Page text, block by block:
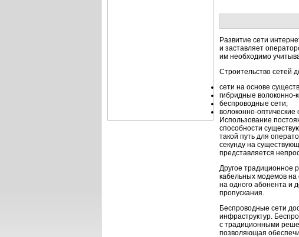
Развитие сети
и заставляет
им необходимо
Строительство сетей
сети на основе
гибридные волоконно-
беспроводные сети;
волоконно-оптические
Использование
способности
такой путь для
секунду на
представляется
Другое традиционное
кабельных модемов на
на одного абонента и
пропускания.
Беспроводные сети
инфраструктур.
с традиционными
позволяющая